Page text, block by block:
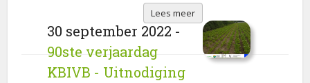
Lees meer
30 september 2022 -
90ste verjaardag
KBIVB - Uitnodiging